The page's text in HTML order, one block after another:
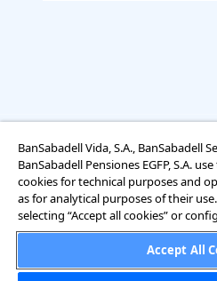
Aviso legal Términos y
Información sobre el
BanSabadell Vida, S.A., BanSabadell
BanSabadell Pensiones EGFP, S.A.
cookies for technical purposes and
as for analytical purposes of their
selecting “Accept all cookies” or
Accept All